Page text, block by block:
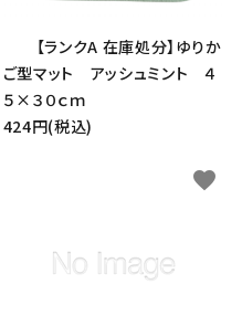
【ランクA 在庫処分】ゆりか
ご型マット アッシュミント ４
５×３０ｃｍ
424円(税込)
favorite